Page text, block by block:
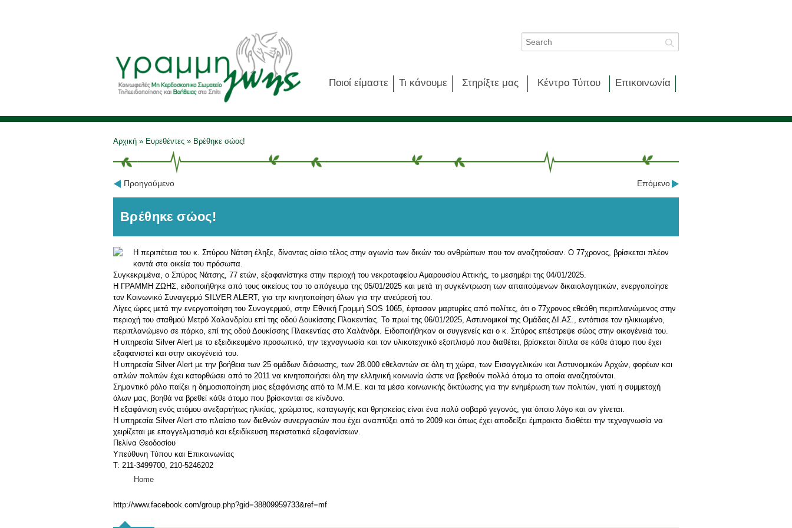
Ποιοί είμαστε Τι κάνουμε Στηρίξτε μας Κέντρο Τύπου Επικοινωνία
Αρχική » Ευρεθέντες » Βρέθηκε σώος!
Προηγούμενο Επόμενο
Βρέθηκε σώος!
Η περιπέτεια του κ. Σπύρου Νάτση έληξε, δίνοντας αίσιο τέλος στην αγωνία των δικών του ανθρώπων που τον αναζητούσαν. Ο 77χρονος, βρίσκεται πλέον
κοντά στα οικεία του πρόσωπα.
Συγκεκριμένα, ο Σπύρος Νάτσης, 77 ετών, εξαφανίστηκε στην περιοχή του νεκροταφείου Αμαρουσίου Αττικής, το μεσημέρι της 04/01/2025.
Η ΓΡΑΜΜΗ ΖΩΗΣ, ειδοποιήθηκε από τους οικείους του το απόγευμα της 05/01/2025 και μετά τη συγκέντρωση των απαιτούμενων δικαιολογητικών, ενεργοποίησε
τον Κοινωνικό Συναγερμό SILVER ALERT, για την κινητοποίηση όλων για την ανεύρεσή του.
Λίγες ώρες μετά την ενεργοποίηση του Συναγερμού, στην Εθνική Γραμμή SOS 1065, έφτασαν μαρτυρίες από πολίτες, ότι ο 77χρονος εθεάθη περιπλανώμενος στην
περιοχή του σταθμού Μετρό Χαλανδρίου επί της οδού Δουκίσσης Πλακεντίας. Το πρωί της 06/01/2025, Αστυνομικοί της Ομάδας ΔΙ.ΑΣ., εντόπισε τον ηλικιωμένο,
περιπλανώμενο σε πάρκο, επί της οδού Δουκίσσης Πλακεντίας στο Χαλάνδρι. Ειδοποιήθηκαν οι συγγενείς και ο κ. Σπύρος επέστρεψε σώος στην οικογένειά του.
Η υπηρεσία Silver Alert με το εξειδικευμένο προσωπικό, την τεχνογνωσία και τον υλικοτεχνικό εξοπλισμό που διαθέτει, βρίσκεται δίπλα σε κάθε άτομο που έχει
εξαφανιστεί και στην οικογένειά του.
Η υπηρεσία Silver Alert με την βοήθεια των 25 ομάδων διάσωσης, των 28.000 εθελοντών σε όλη τη χώρα, των Εισαγγελικών και Αστυνομικών Αρχών, φορέων και
απλών πολιτών έχει κατορθώσει από το 2011 να κινητοποιήσει όλη την ελληνική κοινωνία ώστε να βρεθούν πολλά άτομα τα οποία αναζητούνται.
Σημαντικό ρόλο παίζει η δημοσιοποίηση μιας εξαφάνισης από τα Μ.Μ.Ε. και τα μέσα κοινωνικής δικτύωσης για την ενημέρωση των πολιτών, γιατί η συμμετοχή
όλων μας, βοηθά να βρεθεί κάθε άτομο που βρίσκονται σε κίνδυνο.
Η εξαφάνιση ενός ατόμου ανεξαρτήτως ηλικίας, χρώματος, καταγωγής και θρησκείας είναι ένα πολύ σοβαρό γεγονός, για όποιο λόγο και αν γίνεται.
Η υπηρεσία Silver Alert στο πλαίσιο των διεθνών συνεργασιών που έχει αναπτύξει από το 2009 και όπως έχει αποδείξει έμπρακτα διαθέτει την τεχνογνωσία να
χειρίζεται με επαγγελματισμό και εξειδίκευση περιστατικά εξαφανίσεων.
Πελίνα Θεοδοσίου
Υπεύθυνη Τύπου και Επικοινωνίας
Τ: 211-3499700, 210-5246202
Home
http://www.facebook.com/group.php?gid=38809959733&ref=mf